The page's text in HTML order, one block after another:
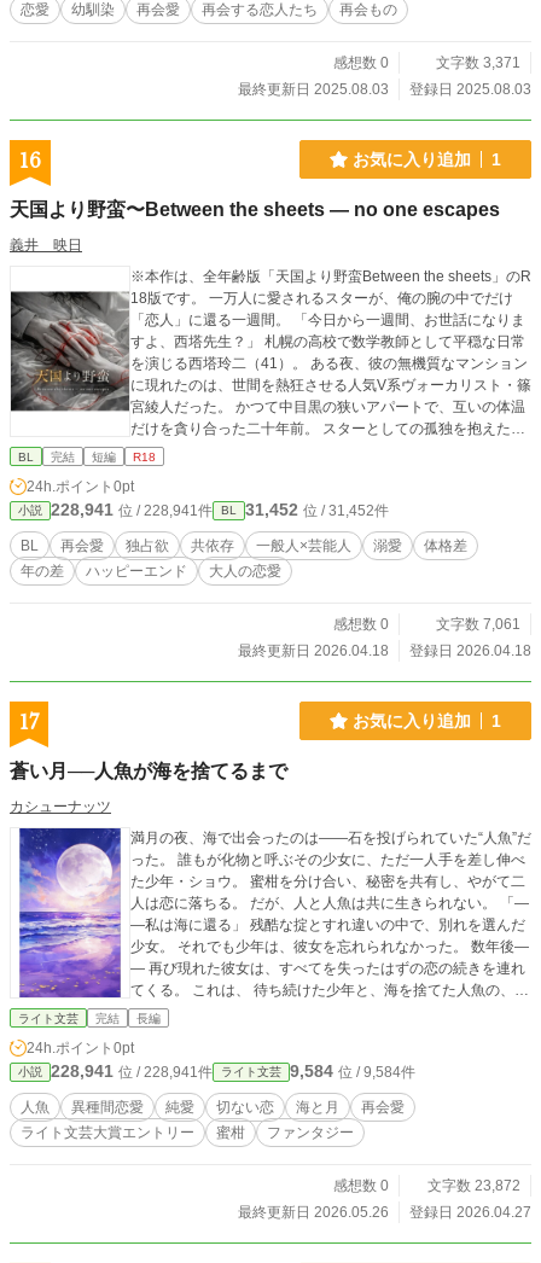
恋愛 幼馴染 再会愛 再会する恋人たち 再会もの
感想数 0
文字数 3,371
最終更新日 2025.08.03
登録日 2025.08.03
16 お気に入り追加 1
天国より野蛮〜Between the sheets — no one escapes
義井 映日
※本作は、全年齢版「天国より野蛮Between the sheets」のR
18版です。 ​一万人に愛されるスターが、俺の腕の中でだけ
「恋人」に還る一週間。 ​「今日から一週間、お世話になりま
すよ、西塔先生？」 ​札幌の高校で数学教師として平穏な日常
を演じる西塔玲二（41）。 ある夜、彼の無機質なマンション
に現れたのは、世間を熱狂させる人気V系ヴォーカリスト・篠
宮綾人だった。 ​かつて中目黒の狭いアパートで、互いの体温
だけを貪り合った二十年前。 スターとしての孤独を抱えた綾
人の「疲れた」の一言が、玲二が守り続けてきた理性を野蛮
け許される独占。 「先生」の仮面を脱ぎ捨て、かつての熱を
呼び覚ます一週間限定の籠城生活が始まる。
BL 完結 短編 R18
24h.ポイント 0pt
小説 228,941 位 / 228,941件 BL 31,452 位 / 31,452件
BL 再会愛 独占欲 共依存 一般人×芸能人 溺愛
体格差
年の差
ハッピーエンド 大人の恋愛
感想数 0
文字数 7,061
最終更新日 2026.04.18
登録日 2026.04.18
17 お気に入り追加 1
蒼い月──人魚が海を捨てるまで
カシューナッツ
満月の夜、海で出会ったのは――石を投げられていた“人魚”だ
った。 誰もが化物と呼ぶその少女に、ただ一人手を差し伸べ
た少年・ショウ。 蜜柑を分け合い、秘密を共有し、やがて二
人は恋に落ちる。 だが、人と人魚は共に生きられない。 「―
―私は海に還る」 残酷な掟とすれ違いの中で、別れを選んだ
少女。 それでも少年は、彼女を忘れられなかった。 数年後―
― 再び現れた彼女は、すべてを失ったはずの恋の続きを連れ
てくる。 これは、 待ち続けた少年と、海を捨てた人魚の、切
なく優しい純愛譚。
ライト文芸 完結 長編
24h.ポイント 0pt
小説 228,941 位 / 228,941件 ライト文芸 9,584 位 / 9,584件
人魚 異種間恋愛 純愛 切ない恋 海と月
再会愛
ライト文芸大賞エントリー
蜜柑 ファンタジー
感想数 0
文字数 23,872
最終更新日 2026.05.26
登録日 2026.04.27